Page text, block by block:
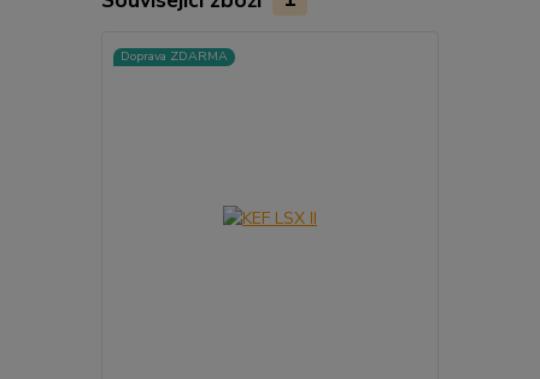
Doprava ZDARMA